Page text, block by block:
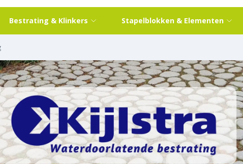
Bestrating & Klinkers Stapelblokken & Elementen